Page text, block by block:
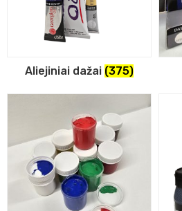
Aliejiniai dažai (375)